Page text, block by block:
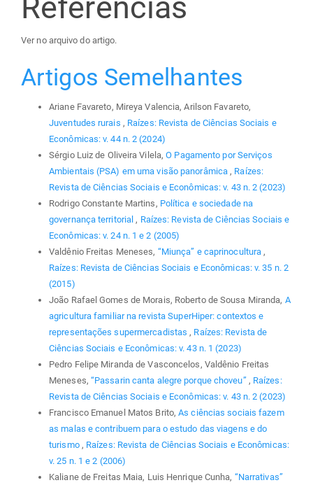
Ver no arquivo do artigo.
Artigos Semelhantes
Ariane Favareto, Mireya Valencia, Arilson Favareto,
Juventudes rurais , Raízes: Revista de Ciências Sociais e
Econômicas: v. 44 n. 2 (2024)
Sérgio Luiz de Oliveira Vilela,O Pagamento por Serviços
Ambientais (PSA) em uma visão panorâmica , Raízes:
Revista de Ciências Sociais e Econômicas: v. 43 n. 2 (2023)
Rodrigo Constante Martins, Política e sociedade na
governança territorial , Raízes: Revista de Ciências Sociais e
Econômicas: v. 24 n. 1 e 2 (2005)
Valdênio Freitas Meneses, “Miunça” e caprinocultura ,
Raízes: Revista de Ciências Sociais e Econômicas: v. 35 n. 2
(2015)
João Rafael Gomes de Morais, Roberto de Sousa Miranda, A
agricultura familiar na revista SuperHiper: contextos e
representações supermercadistas , Raízes: Revista de
Ciências Sociais e Econômicas: v. 43 n. 1 (2023)
Pedro Felipe Miranda de Vasconcelos, Valdênio Freitas
Meneses, “Passarin canta alegre porque choveu” , Raízes:
Revista de Ciências Sociais e Econômicas: v. 43 n. 2 (2023)
Francisco Emanuel Matos Brito,As ciências sociais fazem
as malas e contribuem para o estudo das viagens e do
turismo , Raízes: Revista de Ciências Sociais e Econômicas:
v. 25 n. 1 e 2 (2006)
Kaliane de Freitas Maia, Luis Henrique Cunha, “Narrativas”